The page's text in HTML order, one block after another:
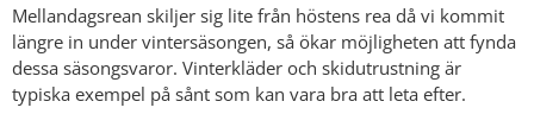
Mellandagsrean skiljer sig lite från höstens rea då vi kommit
längre in under vintersäsongen, så ökar möjligheten att fynda
dessa säsongsvaror. Vinterkläder och skidutrustning är
typiska exempel på sånt som kan vara bra att leta efter.